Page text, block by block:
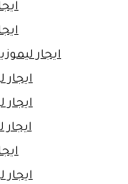
ايجار
ايجار
ايجار
ايجار